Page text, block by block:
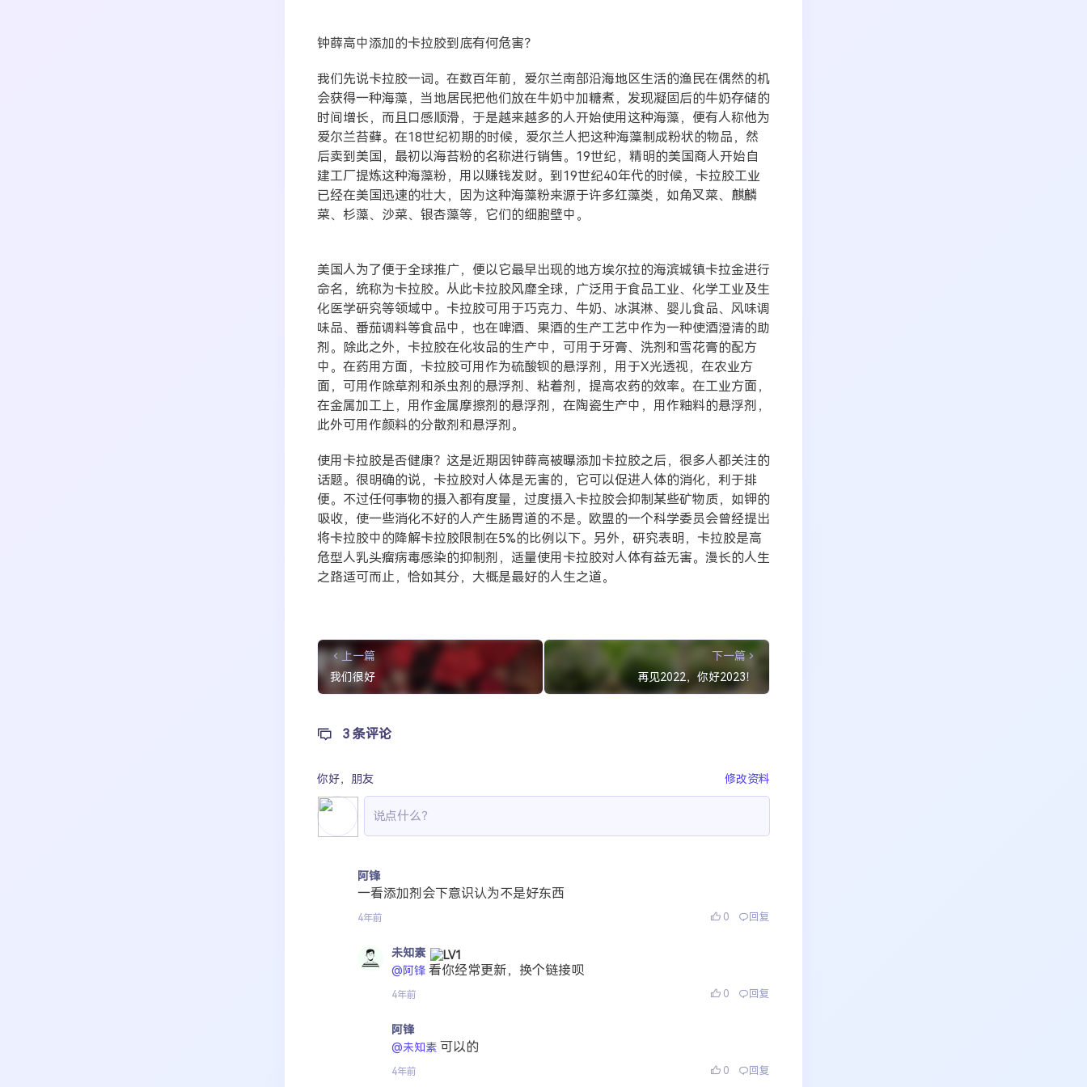
钟薛高中添加的卡拉胶到底有何危害？
我们先说卡拉胶一词。在数百年前，爱尔兰南部沿海地区生活的渔民在偶然的机
会获得一种海藻，当地居民把他们放在牛奶中加糖煮，发现凝固后的牛奶存储的
时间增长，而且口感顺滑，于是越来越多的人开始使用这种海藻，便有人称他为
爱尔兰苔藓。在18世纪初期的时候，爱尔兰人把这种海藻制成粉状的物品，然
后卖到美国，最初以海苔粉的名称进行销售。19世纪，精明的美国商人开始自
建工厂提炼这种海藻粉，用以赚钱发财。到19世纪40年代的时候，卡拉胶工业
已经在美国迅速的壮大，因为这种海藻粉来源于许多红藻类，如角叉菜、麒麟
菜、杉藻、沙菜、银杏藻等，它们的细胞壁中。
美国人为了便于全球推广，便以它最早出现的地方埃尔拉的海滨城镇卡拉金进行
命名，统称为卡拉胶。从此卡拉胶风靡全球，广泛用于食品工业、化学工业及生
化医学研究等领域中。卡拉胶可用于巧克力、牛奶、冰淇淋、婴儿食品、风味调
味品、番茄调料等食品中，也在啤酒、果酒的生产工艺中作为一种使酒澄清的助
剂。除此之外，卡拉胶在化妆品的生产中，可用于牙膏、洗剂和雪花膏的配方
中。在药用方面，卡拉胶可用作为硫酸钡的悬浮剂，用于X光透视，在农业方
面，可用作除草剂和杀虫剂的悬浮剂、粘着剂，提高农药的效率。在工业方面，
在金属加工上，用作金属摩擦剂的悬浮剂，在陶瓷生产中，用作釉料的悬浮剂，
此外可用作颜料的分散剂和悬浮剂。
使用卡拉胶是否健康？这是近期因钟薛高被曝添加卡拉胶之后，很多人都关注的
话题。很明确的说，卡拉胶对人体是无害的，它可以促进人体的消化，利于排
便。不过任何事物的摄入都有度量，过度摄入卡拉胶会抑制某些矿物质，如钾的
吸收，使一些消化不好的人产生肠胃道的不是。欧盟的一个科学委员会曾经提出
将卡拉胶中的降解卡拉胶限制在5%的比例以下。另外，研究表明，卡拉胶是高
危型人乳头瘤病毒感染的抑制剂，适量使用卡拉胶对人体有益无害。漫长的人生
之路适可而止，恰如其分，大概是最好的人生之道。
上一篇
我们很好
下一篇
再见2022，你好2023！
3 条评论
你好， 朋友 修改资料
阿锋
一看添加剂会下意识认为不是好东西
4年前 0 回复
未知素
@阿锋 看你经常更新，换个链接呗
4年前 0 回复
阿锋
@未知素 可以的
4年前 0 回复